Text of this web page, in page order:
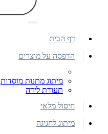
דף הבית
הדפסה על מוצרים
מיתוג מתנות מוסדות
תעודת לידה
חיסול מלאי
מיתוג לחגיגה